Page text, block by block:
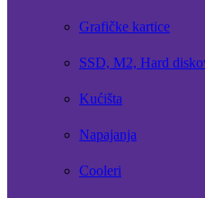
Grafičke kartice
SSD, M2, Hard
Kućišta
Napajanja
Cooleri